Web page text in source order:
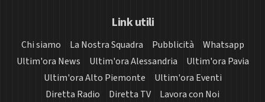
Link utili
Chi siamo La Nostra Squadra Pubblicità
Whatsapp
Ultim'ora News
Ultim'ora Alessandria
Ultim'ora Pavia
Ultim'ora Alto Piemonte
Ultim'ora Eventi
Diretta Radio
Diretta TV Lavora con Noi